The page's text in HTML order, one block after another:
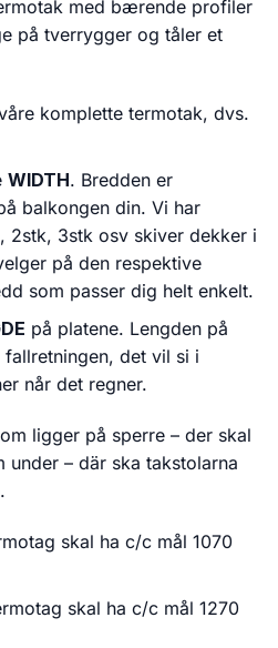
med bærende profiler
på tverrygger og tåler et
komplette termotak, dvs.
WIDTH. Bredden er
balkongen din. Vi har
2stk, 3stk osv skiver dekker i
på den respektive
som passer dig helt enkelt.
på platene. Lengden på
det vil si i
når det regner.
ligger på sperre – der skal
under – där ska takstolarna
skal ha c/c mål 1070
skal ha c/c mål 1270